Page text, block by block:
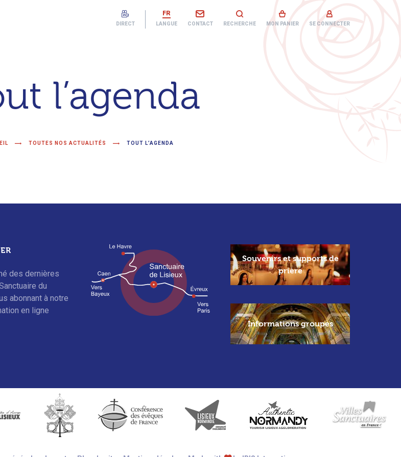
DIRECT
FR
LANGUE CONTACT RECHERCHE MON PANIER SE CONNECTER
l’agenda
TOUTES NOS ACTUALITÉS TOUT L’AGENDA
des dernières
du
abonnant à notre
en ligne
Souvenirs et supports de
prière
Informations groupes